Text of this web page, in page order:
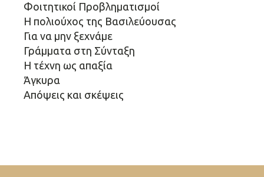
Φοιτητικοί Προβληματισμοί
Η πολιούχος της Βασιλεύουσας
Για να μην ξεχνάμε
Γράμματα στη Σύνταξη
Η τέχνη ως απαξία
Άγκυρα
Απόψεις και σκέψεις